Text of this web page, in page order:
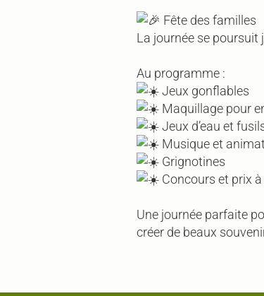
Fête des familles
La journée se poursuit
Au programme :
Jeux gonflables
Maquillage pour
Jeux d’eau et
Musique et
Grignotines
Concours et prix
Une journée parfaite
créer de beaux